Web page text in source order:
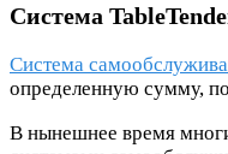
Система
Система
определенную сумму,
В нынешнее время